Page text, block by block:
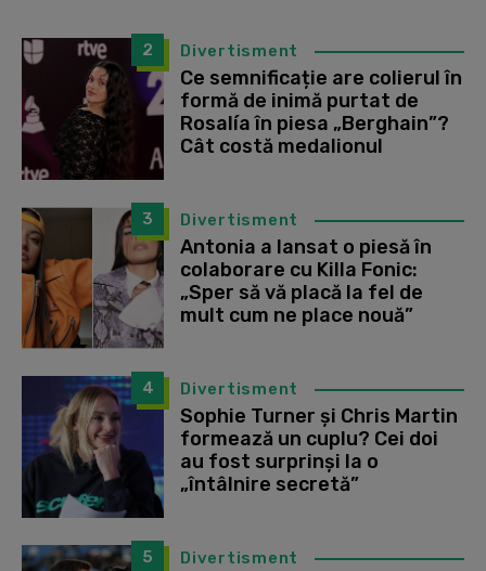
2 Divertisment
Ce semnificație are colierul în
formă de inimă purtat de
Rosalía în piesa „Berghain”?
Cât costă medalionul
3 Divertisment
Antonia a lansat o piesă în
colaborare cu Killa Fonic:
„Sper să vă placă la fel de
mult cum ne place nouă”
4 Divertisment
Sophie Turner și Chris Martin
formează un cuplu? Cei doi
au fost surprinși la o
„întâlnire secretă”
5 Divertisment